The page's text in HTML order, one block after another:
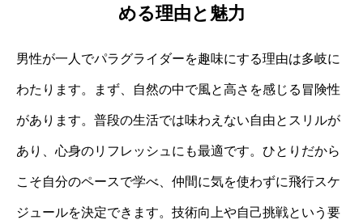
める理由と魅力
男性が一人でパラグライダーを趣味にする理由は多岐に
わたります。まず、自然の中で風と高さを感じる冒険性
があります。普段の生活では味わえない自由とスリルが
あり、心身のリフレッシュにも最適です。ひとりだから
こそ自分のペースで学べ、仲間に気を使わずに飛行スケ
ジュールを決定できます。技術向上や自己挑戦という要